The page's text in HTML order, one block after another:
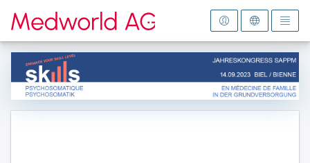
Vers la page d'accueil